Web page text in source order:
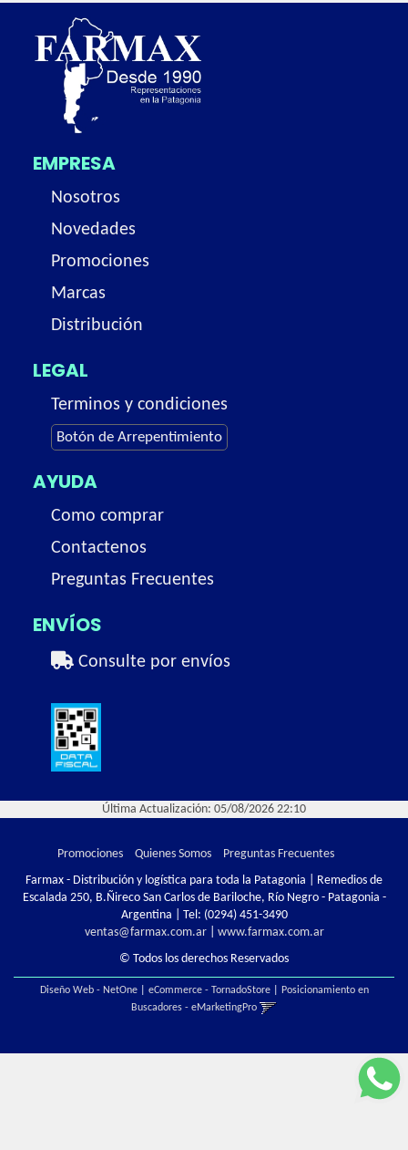
EMPRESA
Nosotros
Novedades
Promociones
Marcas
Distribución
LEGAL
Terminos y condiciones
Botón de Arrepentimiento
AYUDA
Como comprar
Contactenos
Preguntas Frecuentes
ENVÍOS
Consulte por envíos
Última Actualización: 05/08/2026 22:10
Promociones Quienes Somos
Preguntas Frecuentes
Farmax - Distribución y logística para toda la Patagonia | Remedios de
Escalada 250, B.Ñireco San Carlos de Bariloche, Río Negro - Patagonia -
Argentina | Tel: (0294) 451-3490
ventas@farmax.com.ar| www.farmax.com.ar
© Todos los derechos Reservados
Diseño Web - NetOne| eCommerce - TornadoStore|
Posicionamiento en
Buscadores - eMarketingPro